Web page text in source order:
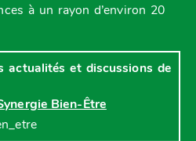
à un rayon d’environ 20
actualités et discussions de
Bien-Être